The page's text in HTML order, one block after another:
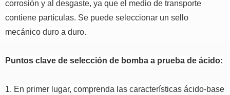
corrosión y al desgaste, ya que el medio de transporte
contiene partículas. Se puede seleccionar un sello
mecánico duro a duro.
Puntos clave de selección de bomba a prueba de ácido:
1. En primer lugar, comprenda las características ácido-base